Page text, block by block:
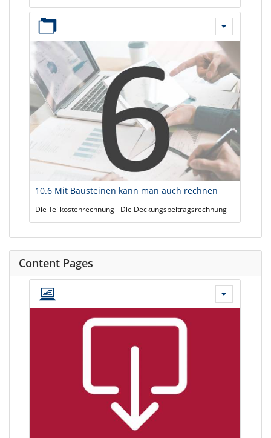
10.6 Mit Bausteinen kann man auch rechnen
Die Teilkostenrechnung - Die Deckungsbeitragsrechnung
Content Pages